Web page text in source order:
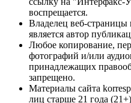
воспрещается.
Владелец веб-страницы
является автор
Любое копирование,
фотографий и/или
принадлежащих
запрещено.
Материалы сайта
лиц старше 21 года